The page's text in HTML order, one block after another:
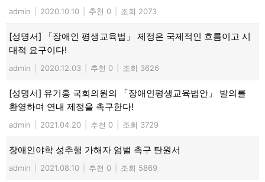
admin 2020.10.10 추천 0 조회 2073
[성명서] 「장애인 평생교육법」 제정은 국제적인 흐름이고 시
대적 요구이다!
admin 2020.12.03 추천 0 조회 3626
[성명서] 유기홍 국회의원의 「장애인평생교육법안」 발의를
환영하며 연내 제정을 촉구한다!
admin 2021.04.20 추천 0 조회 3729
장애인야학 성추행 가해자 엄벌 촉구 탄원서
admin 2021.08.10 추천 0 조회 5869